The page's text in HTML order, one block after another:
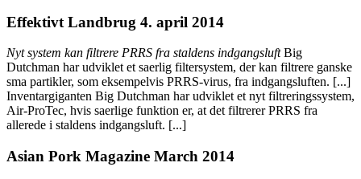
Effektivt Landbrug 4. april 2014
Nyt system kan filtrere PRRS fra staldens indgangsluftBig
Dutchman har udviklet et saerlig filtersystem, der kan filtrere ganske
sma partikler, som eksempelvis PRRS-virus, fra indgangsluften. [...]
Inventargiganten Big Dutchman har udviklet et nyt filtreringssystem,
Air-ProTec, hvis saerlige funktion er, at det filtrerer PRRS fra
allerede i staldens indgangsluft. [...]
Asian Pork Magazine March 2014